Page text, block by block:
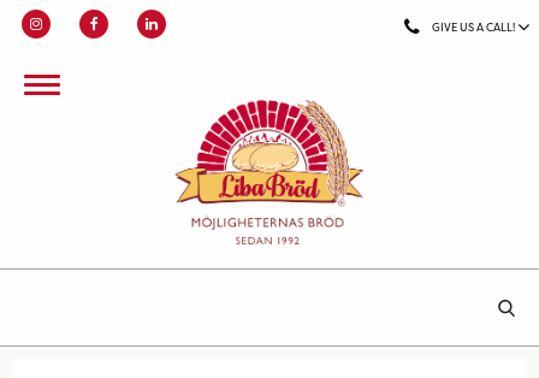
GIVE US A CALL!